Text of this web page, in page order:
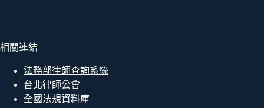
相關連結
法務部律師查詢系統
台北律師公會
全國法規資料庫